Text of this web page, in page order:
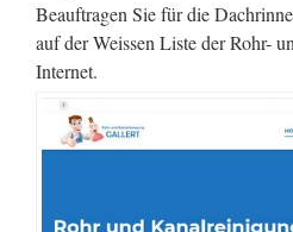
Beauftragen Sie für die
auf der Weissen Liste der Rohr-
Internet.